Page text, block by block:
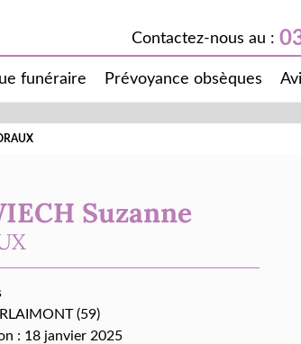
Contactez-nous au :
funéraire Prévoyance obsèques
Suzanne
(59)
: 18 janvier 2025